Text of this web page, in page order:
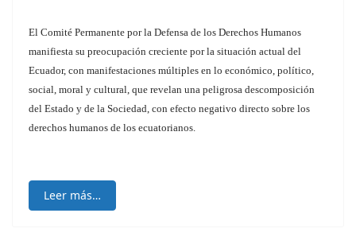
El Comité Permanente por la Defensa de los Derechos Humanos
manifiesta su preocupación creciente por la situación actual del
Ecuador, con manifestaciones múltiples en lo económico, político,
social, moral y cultural, que revelan una peligrosa descomposición
del Estado y de la Sociedad, con efecto negativo directo sobre los
derechos humanos de los ecuatorianos.
Leer más…